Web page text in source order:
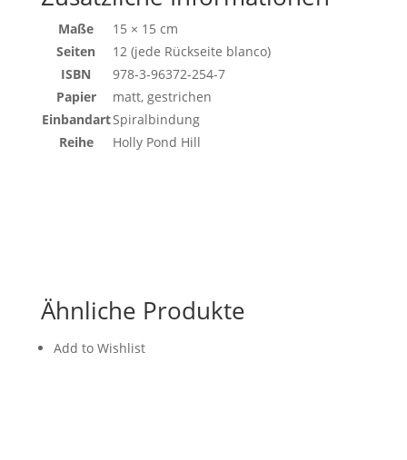
Maße
15 × 15 cm
Seiten
12 (jede Rückseite blanco)
ISBN
978-3-96372-254-7
Papier
matt, gestrichen
EinbandartSpiralbindung
Reihe
Holly Pond Hill
Ähnliche Produkte
Add to Wishlist